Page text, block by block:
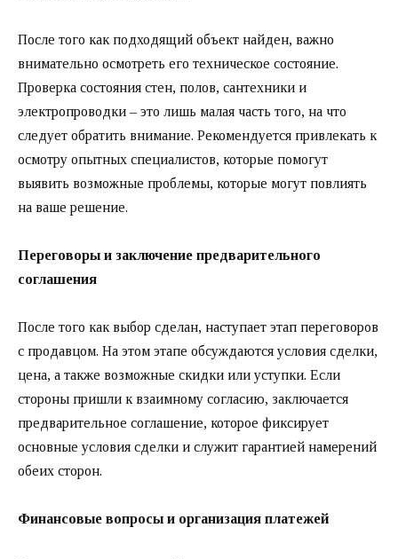
После того как подходящий объект найден, важно
внимательно осмотреть его техническое состояние.
Проверка состояния стен, полов, сантехники и
электропроводки – это лишь малая часть того, на что
следует обратить внимание. Рекомендуется привлекать к
осмотру опытных специалистов, которые помогут
выявить возможные проблемы, которые могут повлиять
на ваше решение.
Переговоры и заключение предварительного
соглашения
После того как выбор сделан, наступает этап переговоров
с продавцом. На этом этапе обсуждаются условия сделки,
цена, а также возможные скидки или уступки. Если
стороны пришли к взаимному согласию, заключается
предварительное соглашение, которое фиксирует
основные условия сделки и служит гарантией намерений
обеих сторон.
Финансовые вопросы и организация платежей